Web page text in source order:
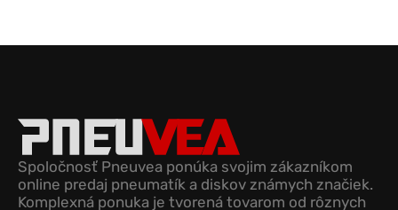
Spoločnosť Pneuvea ponúka svojim zákazníkom
online predaj pneumatík a diskov známych značiek.
Komplexná ponuka je tvorená tovarom od rôznych